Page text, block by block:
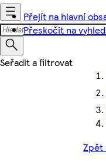
Přejít na hlavní
Přeskočit na
Zpět